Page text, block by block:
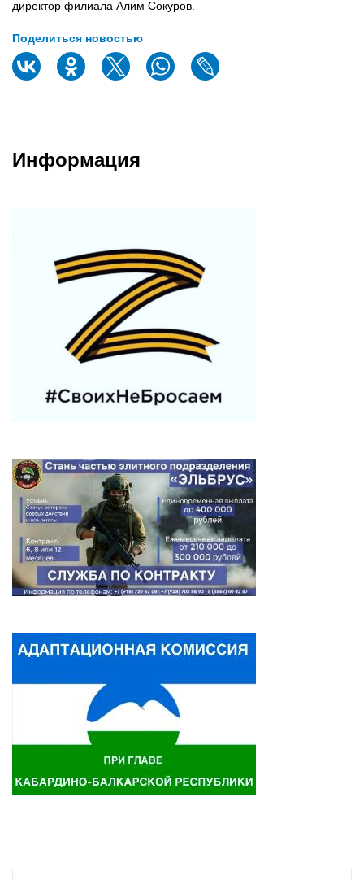
директор филиала Алим Сокуров.
Поделиться новостью
Информация